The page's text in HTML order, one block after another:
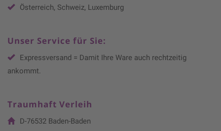
Österreich, Schweiz, Luxemburg
Unser Service für Sie:
Expressversand = Damit Ihre Ware auch rechtzeitig
ankommt.
Traumhaft Verleih
D-76532 Baden-Baden